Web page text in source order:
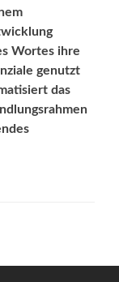
Wortes ihre
genutzt
das